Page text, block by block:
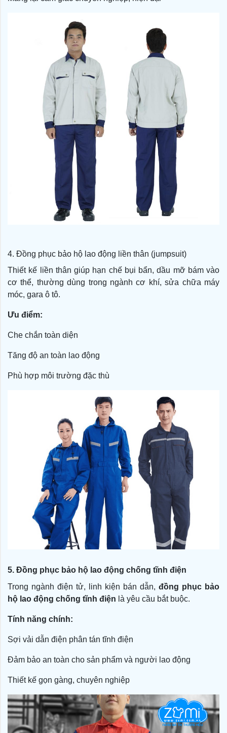
4. Đồng phục bảo hộ lao động liền thân (jumpsuit)
Thiết kế liền thân giúp hạn chế bụi bẩn, dầu mỡ bám vào
cơ thể, thường dùng trong ngành cơ khí, sửa chữa máy
móc, gara ô tô.
Ưu điểm:
Che chắn toàn diện
Tăng độ an toàn lao động
Phù hợp môi trường đặc thù
5. Đồng phục bảo hộ lao động chống tĩnh điện
Trong ngành điện tử, linh kiện bán dẫn, đồng phục bảo
hộ lao động chống tĩnh điện là yêu cầu bắt buộc.
Tính năng chính:
Sợi vải dẫn điện phân tán tĩnh điện
Đảm bảo an toàn cho sản phẩm và người lao động
Thiết kế gọn gàng, chuyên nghiệp